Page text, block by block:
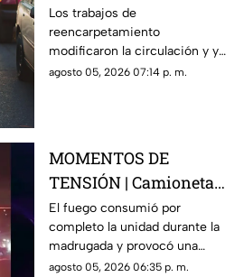
hacia la carretera 57;
esta es la zona afectada
Los trabajos de
reencarpetamiento
modificaron la circulación y ya
generan carga vehicular en el
agosto 05, 2026 07:14 p. m.
MOMENTOS DE
TENSIÓN | Camioneta
termina calcinada
sobre avenida
Constituyentes; así se
El fuego consumió por
completo la unidad durante la
madrugada y provocó una
intensa movilización en una de
agosto 05, 2026 06:35 p. m.